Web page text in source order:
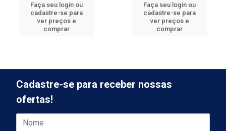
Faça seu login ou
cadastre-se para
ver preços e
comprar
Faça seu login ou
cadastre-se para
ver preços e
comprar
Cadastre-se para receber nossas
ofertas!